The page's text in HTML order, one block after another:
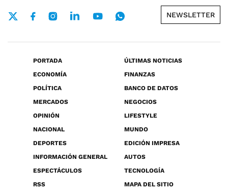
NEWSLETTER
PORTADA
ÚLTIMAS NOTICIAS
ECONOMÍA
FINANZAS
POLÍTICA
BANCO DE DATOS
MERCADOS
NEGOCIOS
OPINIÓN
LIFESTYLE
NACIONAL
MUNDO
DEPORTES
EDICIÓN IMPRESA
INFORMACIÓN GENERAL
AUTOS
ESPECTÁCULOS
TECNOLOGÍA
RSS
MAPA DEL SITIO